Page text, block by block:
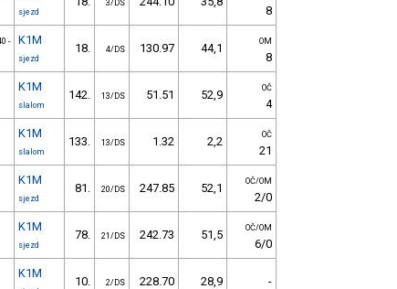
sjezd
3/DS
8
-
K1M
sjezd
18. 4/DS 130.97 44,1 OM
8
K1M
slalom
142. 13/DS 51.51 52,9 OČ
4
K1M
slalom
133. 13/DS 1.32 2,2 OČ
21
K1M
sjezd
81. 20/DS 247.85 52,1 OČ/OM
2/0
K1M
sjezd
78. 21/DS 242.73 51,5 OČ/OM
6/0
K1M
10. 2/DS 228.70 28,9 -